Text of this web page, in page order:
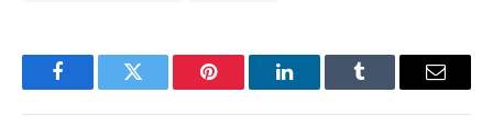
FacebookTwitter Pinterest LinkedInTumblr Email